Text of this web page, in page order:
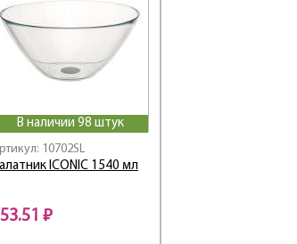
В наличии 98 штук
10702SL
ICONIC 1540 мл
₽